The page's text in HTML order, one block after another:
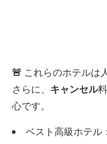
🚨 これらのホテルは
さらに、 キャンセル
心です。
ベスト高級ホテル：